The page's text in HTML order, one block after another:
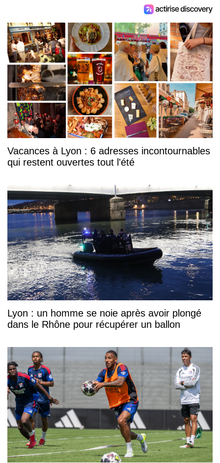
Vacances à Lyon : 6 adresses incontournables
qui restent ouvertes tout l'été
Lyon : un homme se noie après avoir plongé
dans le Rhône pour récupérer un ballon